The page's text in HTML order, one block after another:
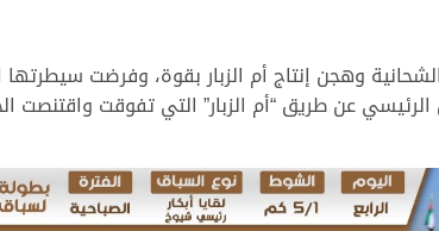
وهجن إنتاج أم الزبار بقوة، وفرضت
الرئيسي عن طريق “أم الزبار” التي تفوقت